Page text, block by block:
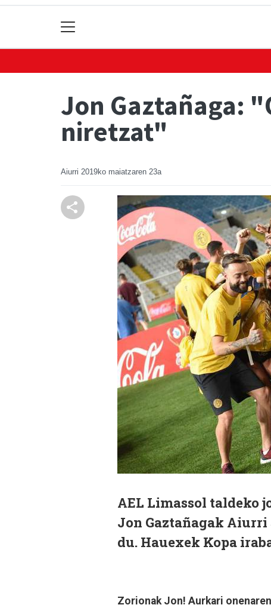
Jon Gaztañaga:
niretzat"
Aiurri 2019ko maiatzaren 23a
AEL Limassol taldeko
Jon Gaztañagak
du. Hauexek Kopa
Zorionak Jon! Aurkari